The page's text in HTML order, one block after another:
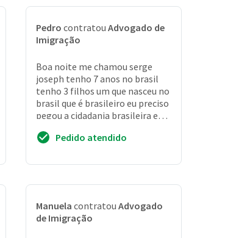
Pedro contratou Advogado de
Imigração
Boa noite me chamou serge
joseph tenho 7 anos no brasil
tenho 3 filhos um que nasceu no
brasil que é brasileiro eu preciso
pegou a cidadania brasileira eu e
Pedido atendido
Manuela contratou Advogado
de Imigração